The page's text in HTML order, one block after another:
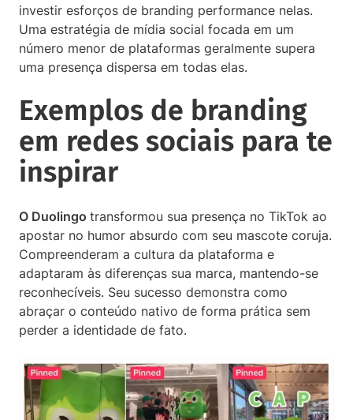
investir esforços de branding performance nelas.
Uma estratégia de mídia social focada em um
número menor de plataformas geralmente supera
uma presença dispersa em todas elas.
Exemplos de branding
em redes sociais para te
inspirar
O Duolingo transformou sua presença no TikTok ao
apostar no humor absurdo com seu mascote coruja.
Compreenderam a cultura da plataforma e
adaptaram às diferenças sua marca, mantendo-se
reconhecíveis. Seu sucesso demonstra como
abraçar o conteúdo nativo de forma prática sem
perder a identidade de fato.